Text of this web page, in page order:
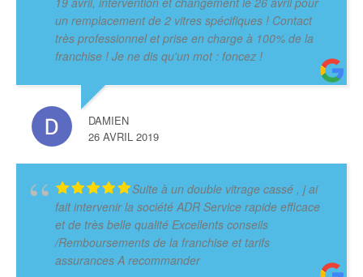
un remplacement de 2 vitres spécifiques ! Contact
très professionnel et prise en charge à 100% de la
franchise ! Je ne dis qu'un mot : foncez !
DAMIEN
26 AVRIL 2019
Suite à un double vitrage cassé , j ai
fait intervenir la société ADR Service rapide efficace
et de très belle qualité Excellents conseils
/Remboursements de la franchise et tarifs
assurances A recommander